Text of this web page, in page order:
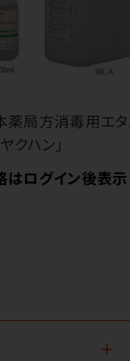
薬局方消毒用エタ
クハン」
はログイン後表示